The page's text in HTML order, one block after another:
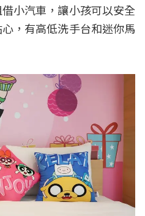
小汽車，讓小孩可以安全
，有高低洗手台和迷你馬